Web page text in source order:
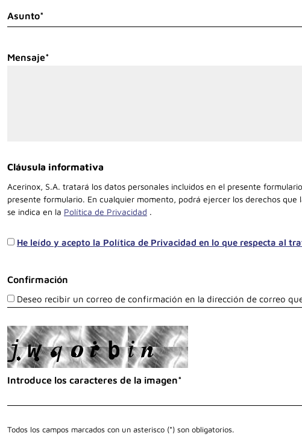
Asunto*
Mensaje*
Cláusula informativa
Acerinox, S.A. tratará los datos personales incluidos en el presente
presente formulario. En cualquier momento, podrá ejercer los derechos
se indica en la Política de Privacidad .
He leído y acepto la Política de Privacidad en lo que respecta al
Confirmación
Deseo recibir un correo de confirmación en la dirección de correo
Introduce los caracteres de la imagen*
Todos los campos marcados con un asterisco (*) son obligatorios.